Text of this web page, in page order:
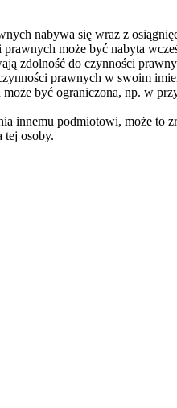
nabywa się wraz z
może być nabyta
zdolność do czynności
prawnych w swoim
być ograniczona, np. w
innemu podmiotowi, może to
tej osoby.